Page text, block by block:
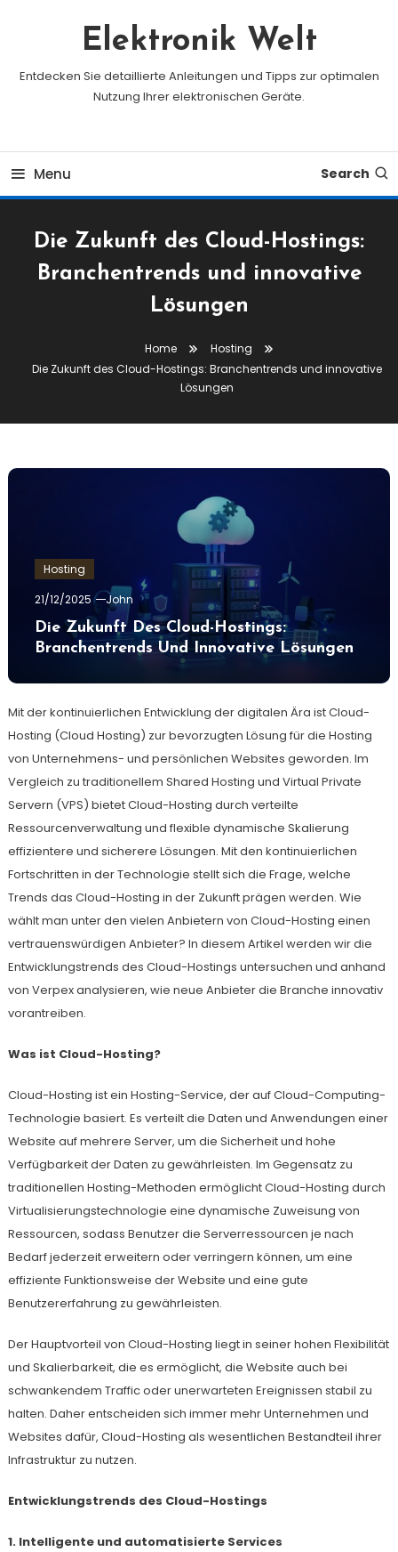
Elektronik Welt
Entdecken Sie detaillierte Anleitungen und Tipps zur optimalen
Nutzung Ihrer elektronischen Geräte.
Menu Search
Die Zukunft des Cloud-Hostings:
Branchentrends und innovative
Lösungen
Home
Hosting
Die Zukunft des Cloud-Hostings: Branchentrends und innovative
Lösungen
Hosting
21/12/2025
John
Die Zukunft Des Cloud-Hostings:
Branchentrends Und Innovative Lösungen
Mit der kontinuierlichen Entwicklung der digitalen Ära ist Cloud-
Hosting (Cloud Hosting) zur bevorzugten Lösung für die Hosting
von Unternehmens- und persönlichen Websites geworden. Im
Vergleich zu traditionellem Shared Hosting und Virtual Private
Servern (VPS) bietet Cloud-Hosting durch verteilte
Ressourcenverwaltung und flexible dynamische Skalierung
effizientere und sicherere Lösungen. Mit den kontinuierlichen
Fortschritten in der Technologie stellt sich die Frage, welche
Trends das Cloud-Hosting in der Zukunft prägen werden. Wie
wählt man unter den vielen Anbietern von Cloud-Hosting einen
vertrauenswürdigen Anbieter? In diesem Artikel werden wir die
Entwicklungstrends des Cloud-Hostings untersuchen und anhand
von Verpex analysieren, wie neue Anbieter die Branche innovativ
vorantreiben.
Was ist Cloud-Hosting?
Cloud-Hosting ist ein Hosting-Service, der auf Cloud-Computing-
Technologie basiert. Es verteilt die Daten und Anwendungen einer
Website auf mehrere Server, um die Sicherheit und hohe
Verfügbarkeit der Daten zu gewährleisten. Im Gegensatz zu
traditionellen Hosting-Methoden ermöglicht Cloud-Hosting durch
Virtualisierungstechnologie eine dynamische Zuweisung von
Ressourcen, sodass Benutzer die Serverressourcen je nach
Bedarf jederzeit erweitern oder verringern können, um eine
effiziente Funktionsweise der Website und eine gute
Benutzererfahrung zu gewährleisten.
Der Hauptvorteil von Cloud-Hosting liegt in seiner hohen Flexibilität
und Skalierbarkeit, die es ermöglicht, die Website auch bei
schwankendem Traffic oder unerwarteten Ereignissen stabil zu
halten. Daher entscheiden sich immer mehr Unternehmen und
Websites dafür, Cloud-Hosting als wesentlichen Bestandteil ihrer
Infrastruktur zu nutzen.
Entwicklungstrends des Cloud-Hostings
1. Intelligente und automatisierte Services